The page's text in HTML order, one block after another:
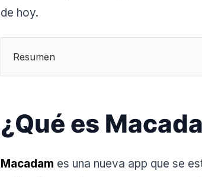
de hoy.
Resumen
¿Qué es
Macadam es una nueva app que se